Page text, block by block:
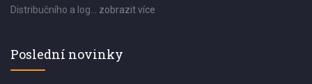
Distribučního a log... zobrazit více
Poslední novinky